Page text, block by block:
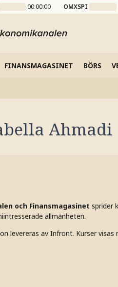
00:00:00 OMXSPI
FINANSMAGASINET BÖRS
Ahmadi
och Finansmagasinet sprider
allmänheten.
levereras av Infront. Kurser